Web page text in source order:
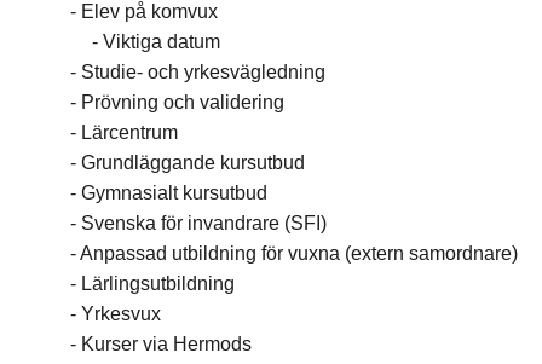
Elev på komvux
Viktiga datum
Studie- och yrkesvägledning
Prövning och validering
Lärcentrum
Grundläggande kursutbud
Gymnasialt kursutbud
Svenska för invandrare (SFI)
Anpassad utbildning för vuxna (extern samordnare)
Lärlingsutbildning
Yrkesvux
Kurser via Hermods